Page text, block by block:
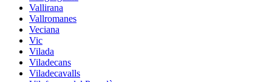
Vallirana
Vallromanes
Veciana
Vic
Vilada
Viladecans
Viladecavalls